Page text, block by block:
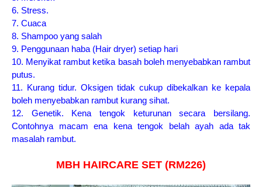
6. Stress.
7. Cuaca
8. Shampoo yang salah
9. Penggunaan haba (Hair dryer) setiap hari
10. Menyikat rambut ketika basah boleh menyebabkan rambut
putus.
11. Kurang tidur. Oksigen tidak cukup dibekalkan ke kepala
boleh menyebabkan rambut kurang sihat.
12. Genetik. Kena tengok keturunan secara bersilang.
Contohnya macam ena kena tengok belah ayah ada tak
masalah rambut.
MBH HAIRCARE SET (RM226)